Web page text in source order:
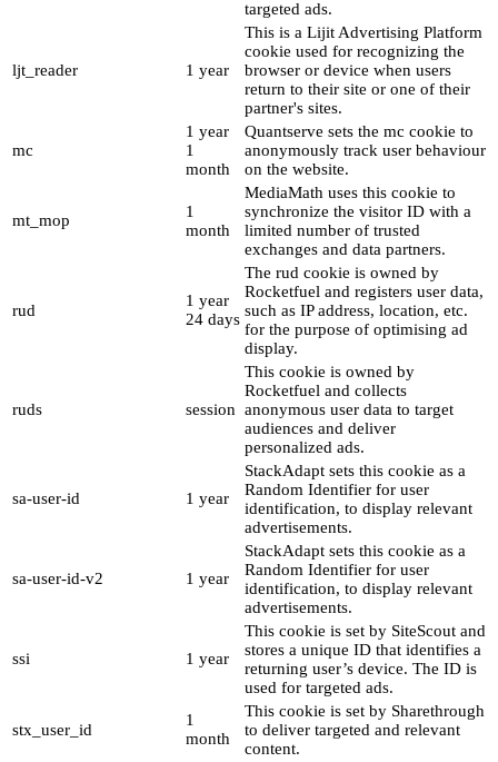
targeted ads.
ljt_reader 1 year
This is a Lijit Advertising Platform
cookie used for recognizing the
browser or device when users
return to their site or one of their
partner's sites.
mc
1 year
1
month
Quantserve sets the mc cookie to
anonymously track user behaviour
on the website.
mt_mop
1
month
MediaMath uses this cookie to
synchronize the visitor ID with a
limited number of trusted
exchanges and data partners.
rud
1 year
24 days
The rud cookie is owned by
Rocketfuel and registers user data,
such as IP address, location, etc.
for the purpose of optimising ad
display.
ruds session
This cookie is owned by
Rocketfuel and collects
anonymous user data to target
audiences and deliver
personalized ads.
sa-user-id 1 year
StackAdapt sets this cookie as a
Random Identifier for user
identification, to display relevant
advertisements.
sa-user-id-v2 1 year
StackAdapt sets this cookie as a
Random Identifier for user
identification, to display relevant
advertisements.
ssi 1 year
This cookie is set by SiteScout and
stores a unique ID that identifies a
returning user’s device. The ID is
used for targeted ads.
stx_user_id
1
month
This cookie is set by Sharethrough
to deliver targeted and relevant
content.